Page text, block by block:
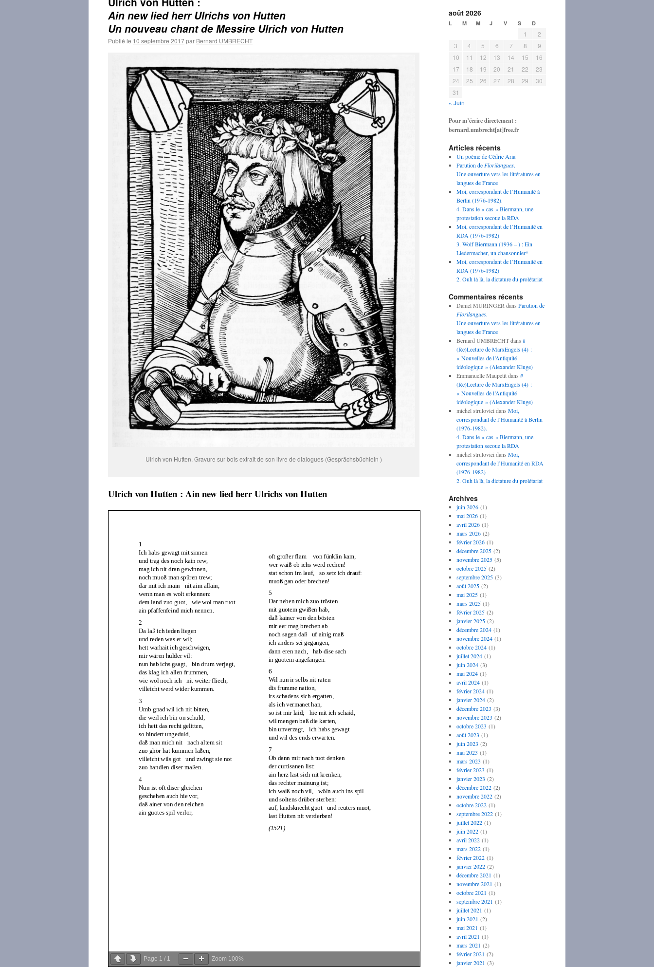
Ain new lied herr Ulrichs von Hutten
Un nouveau chant de Messire Ulrich von Hutten
Publié le 10 septembre 2017par Bernard UMBRECHT
Ulrich von Hutten. Gravure sur bois extrait de son livre de dialogues (Gesprächsbüchlein )
Ulrich von Hutten : Ain new lied herr Ulrichs von Hutten
Page 1 / 1 Zoom 100%
août 2026
L M M J V S D
1
2
3
4 5 6 7 8
9
10
11 12 13 14 15
16
17
18 19 20 21 22
23
24
25 26 27 28 29
30
31
« Juin
Pour m’écrire directement :
bernard.umbrecht[at]free.fr
Articles récents
Un poème de Cédric Aria
Parution de Florilangues.
Une ouverture vers les littératures en
langues de France
Moi, correspondant de l’Humanité à
Berlin (1976-1982).
4. Dans le « cas » Biermann, une
protestation secoue la RDA
Moi, correspondant de l’Humanité en
RDA (1976-1982)
3. Wolf Biermann (1936 – ) : Ein
Liedermacher, un chansonnier*
Moi, correspondant de l’Humanité en
RDA (1976-1982)
2. Ouh là là, la dictature du prolétariat
Commentaires récents
Daniel MURINGER dans Parution de
Florilangues.
Une ouverture vers les littératures en
langues de France
Bernard UMBRECHTdans #
(Re)Lecture de MarxEngels (4) :
« Nouvelles de l’Antiquité
idéologique » (Alexander Kluge)
Emmanuelle Maupetitdans #
(Re)Lecture de MarxEngels (4) :
« Nouvelles de l’Antiquité
idéologique » (Alexander Kluge)
michel strulovici dans Moi,
correspondant de l’Humanité à Berlin
(1976-1982).
4. Dans le « cas » Biermann, une
protestation secoue la RDA
michel strulovici dans Moi,
correspondant de l’Humanité en RDA
(1976-1982)
2. Ouh là là, la dictature du prolétariat
Archives
juin 2026(1)
mai 2026(1)
avril 2026(1)
mars 2026(2)
février 2026(1)
décembre 2025(2)
novembre 2025(5)
octobre 2025(2)
septembre 2025(3)
août 2025(2)
mai 2025(1)
mars 2025(1)
février 2025(2)
janvier 2025(2)
décembre 2024(1)
novembre 2024(1)
octobre 2024(1)
juillet 2024(1)
juin 2024(3)
mai 2024(1)
avril 2024(1)
février 2024(1)
janvier 2024(2)
décembre 2023 (3)
novembre 2023 (2)
octobre 2023 (1)
août 2023 (1)
juin 2023 (2)
mai 2023 (1)
mars 2023 (1)
février 2023 (1)
janvier 2023 (2)
décembre 2022(2)
novembre 2022(2)
octobre 2022(1)
septembre 2022(1)
juillet 2022(1)
juin 2022(1)
avril 2022(1)
mars 2022(1)
février 2022(1)
janvier 2022(2)
décembre 2021 (1)
novembre 2021 (1)
octobre 2021 (1)
septembre 2021 (1)
juillet 2021 (1)
juin 2021 (2)
mai 2021 (1)
avril 2021 (1)
mars 2021 (2)
février 2021 (2)
janvier 2021 (3)